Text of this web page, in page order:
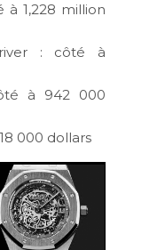
à 1,228 million
:
côté à
à 942 000
000 dollars